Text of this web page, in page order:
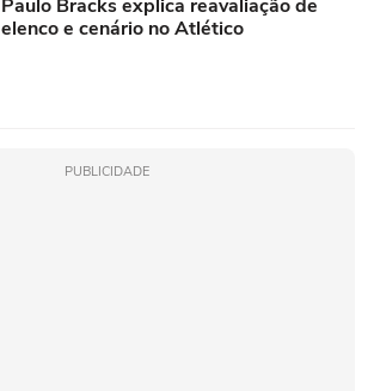
Paulo Bracks explica reavaliação de
elenco e cenário no Atlético
PUBLICIDADE